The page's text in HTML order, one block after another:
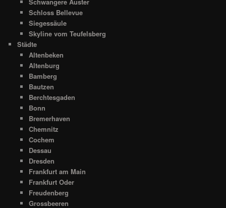
Schwangere Auster
Schloss Bellevue
Siegessäule
Skyline vom Teufelsberg
Städte
Altenbeken
Altenburg
Bamberg
Bautzen
Berchtesgaden
Bonn
Bremerhaven
Chemnitz
Cochem
Dessau
Dresden
Frankfurt am Main
Frankfurt Oder
Freudenberg
Grossbeeren